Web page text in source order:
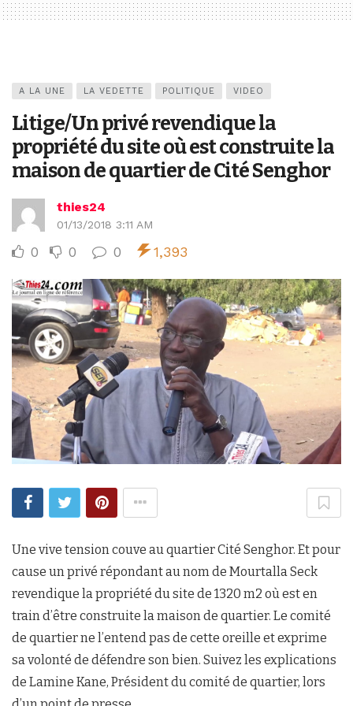
A LA UNE LA VEDETTE POLITIQUE VIDEO
Litige/Un privé revendique la
propriété du site où est construite la
maison de quartier de Cité Senghor
thies24
01/13/2018 3:11 AM
0 0 0 1,393
Une vive tension couve au quartier Cité Senghor. Et pour
cause un privé répondant au nom de Mourtalla Seck
revendique la propriété du site de 1320 m2 où est en
train d’être construite la maison de quartier. Le comité
de quartier ne l’entend pas de cette oreille et exprime
sa volonté de défendre son bien. Suivez les explications
de Lamine Kane, Président du comité de quartier, lors